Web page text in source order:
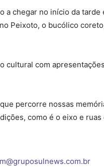
a chegar no início da
Peixoto, o bucólico
cultural com
percorre nossas
como é o eixo e